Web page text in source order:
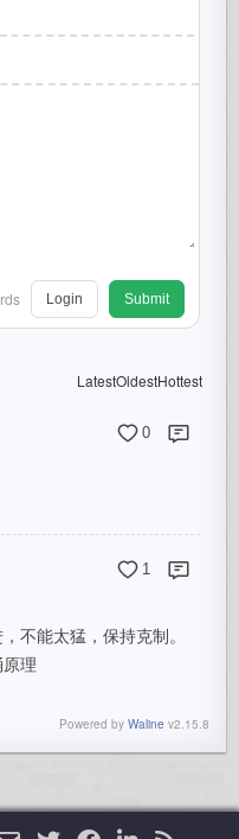
Login Submit
LatestOldestHottest
0
1
不能太猛，保持克制。
理
Powered by Waline v2.15.8